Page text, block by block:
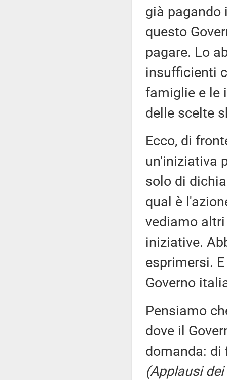
già pagando
questo
pagare. Lo
insufficienti
famiglie e le
delle scelte
Ecco, di
un'iniziativa
solo di
qual è
vediamo altri
iniziative.
esprimersi.
Governo
Pensiamo
dove il
domanda: di
(Applausi